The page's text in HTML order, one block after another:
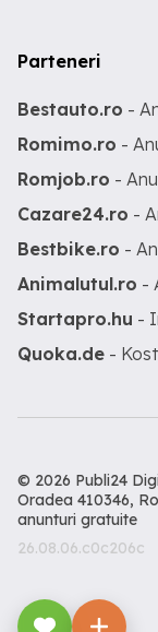
Parteneri
Bestauto.ro -
Romimo.ro -
Romjob.ro -
Cazare24.ro -
Bestbike.ro -
Animalutul.ro -
Startapro.hu -
Quoka.de -
© 2026 Publi24
Oradea 410346,
anunturi gratuite
26.08.06.c0c206c